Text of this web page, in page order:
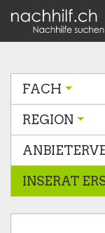
FACH
REGION
INSERAT